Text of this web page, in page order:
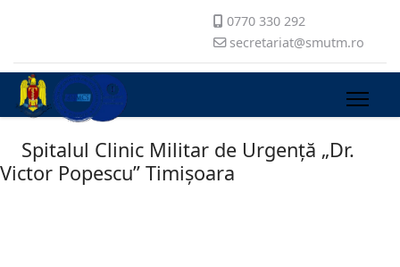
0770 330 292
secretariat@smutm.ro
Spitalul Clinic Militar de Urgență „Dr.
Victor Popescu” Timișoara